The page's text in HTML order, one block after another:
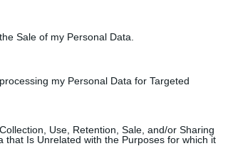
Sale of my Personal Data.
my Personal Data for Targeted
Use, Retention, Sale, and/or Sharing
that Is Unrelated with the Purposes for which it